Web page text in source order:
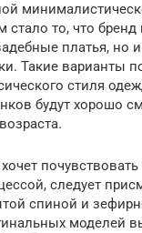
то, что бренд
платья, но
Такие варианты
стиля
будут хорошо
следует
спиной и
моделей